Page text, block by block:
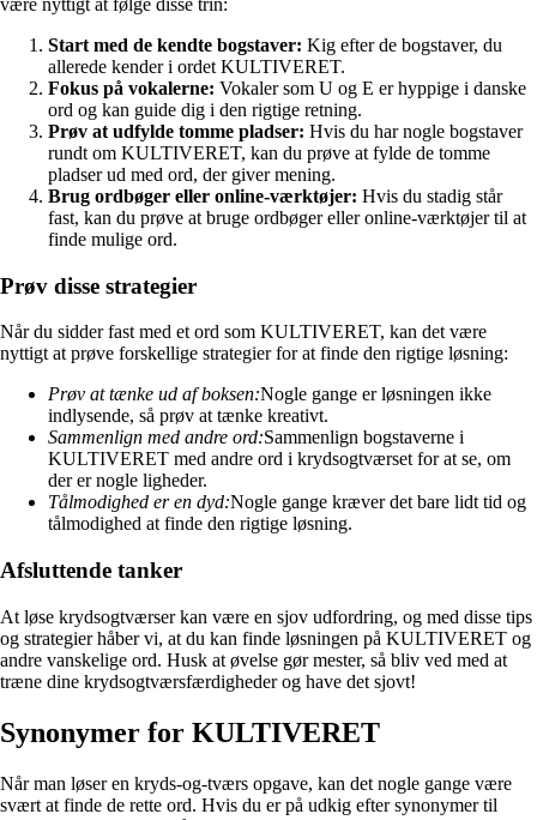
Start med de kendte bogstaver: Kig efter de bogstaver, du
allerede kender i ordet KULTIVERET.
Fokus på vokalerne: Vokaler som U og E er hyppige i danske
ord og kan guide dig i den rigtige retning.
Prøv at udfylde tomme pladser: Hvis du har nogle bogstaver
rundt om KULTIVERET, kan du prøve at fylde de tomme
pladser ud med ord, der giver mening.
Brug ordbøger eller online-værktøjer: Hvis du stadig står
fast, kan du prøve at bruge ordbøger eller online-værktøjer til at
finde mulige ord.
Prøv disse strategier
Når du sidder fast med et ord som KULTIVERET, kan det være
nyttigt at prøve forskellige strategier for at finde den rigtige løsning:
Prøv at tænke ud af boksen:Nogle gange er løsningen ikke
indlysende, så prøv at tænke kreativt.
Sammenlign med andre ord:Sammenlign bogstaverne i
KULTIVERET med andre ord i krydsogtværset for at se, om
der er nogle ligheder.
Tålmodighed er en dyd:Nogle gange kræver det bare lidt tid og
tålmodighed at finde den rigtige løsning.
Afsluttende tanker
At løse krydsogtværser kan være en sjov udfordring, og med disse tips
og strategier håber vi, at du kan finde løsningen på KULTIVERET og
andre vanskelige ord. Husk at øvelse gør mester, så bliv ved med at
træne dine krydsogtværsfærdigheder og have det sjovt!
Synonymer for KULTIVERET
Når man løser en kryds-og-tværs opgave, kan det nogle gange være
svært at finde de rette ord. Hvis du er på udkig efter synonymer til